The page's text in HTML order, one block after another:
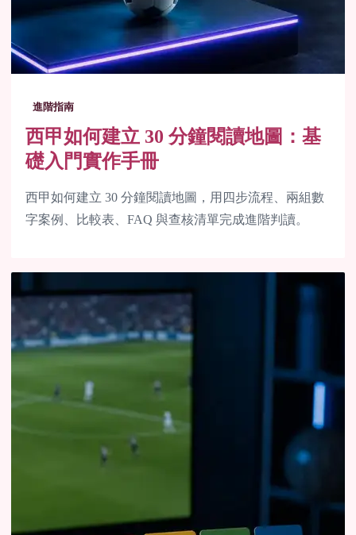
進階指南
西甲如何建立 30 分鐘閱讀地圖：基
礎入門實作手冊
西甲如何建立 30 分鐘閱讀地圖，用四步流程、兩組數
字案例、比較表、FAQ 與查核清單完成進階判讀。